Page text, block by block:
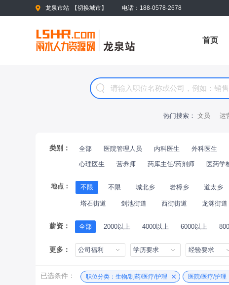
龙泉市站 【切换城市】 电话：188-0578-2678
首页
热门搜索： 文员 运
类别： 全部 医院管理人员 内科医生 外科医生
心理医生 营养师 药库主任/药剂师 医药学
地点： 不限 不限 城北乡 岩樟乡 道太乡
塔石街道 剑池街道 西街街道 龙渊街道
薪资： 全部 2000以上 4000以上 6000以上
更多： 公司福利 学历要求 经验要求
已选条件： 职位分类：生物/制药/医疗/护理 医院/医疗/护理